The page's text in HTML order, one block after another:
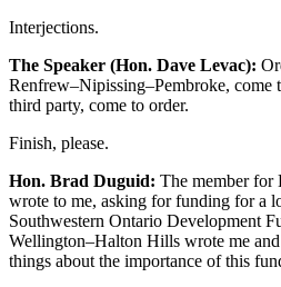
Interjections.
The Speaker (Hon. Dave Levac):
Renfrew–Nipissing–Pembroke, come
third party, come to order.
Finish, please.
Hon. Brad Duguid: The member for
wrote to me, asking for funding for a
Southwestern Ontario Development
Wellington–Halton Hills wrote me
things about the importance of this